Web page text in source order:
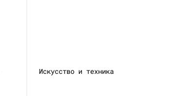
Искусство и техника